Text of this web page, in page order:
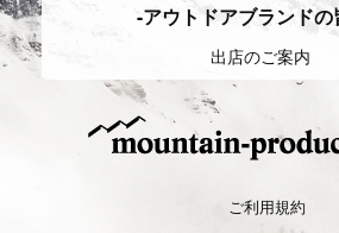
-アウトドアブランドの
出店のご案内
ご利用規約